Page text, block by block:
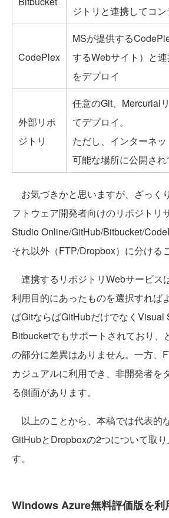
ジトリと連携してコ
CodePlex
MSが提供する
するWebサイト）と
をデプロイ
外部リポ
ジトリ
任意のGit、Mercurial
てデプロイ。
ただし、インターネ
可能な場所に公開さ
お気づきかと思いますが、ざっく
フトウェア開発者向けのリポジトリ
Studio Online/GitHub/Bitbucket/
それ以外（FTP/Dropbox）に分ける
連携するリポジトリWebサービス
利用目的にあったものを選択すれば
ばGitならばGitHubだけでなくVisual
Bitbucketでもサポートされており、
の部分に差異はありません。一方、
カジュアルに利用でき、非開発者を
る側面があります。
以上のことから、本稿では代表的
GitHubとDropboxの2つについて取
す。
Windows Azure無料評価版を利